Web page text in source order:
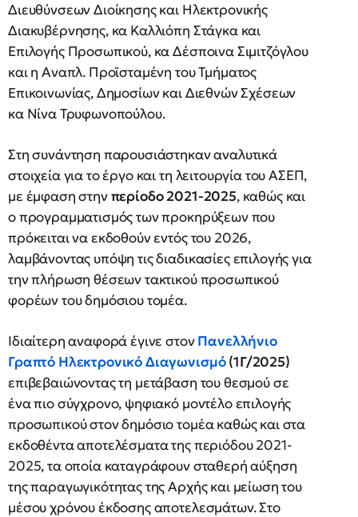
Διευθύνσεων Διοίκησης και Ηλεκτρονικής
Διακυβέρνησης, κα Καλλιόπη Στάγκα και
Επιλογής Προσωπικού, κα Δέσποινα Σιμιτζόγλου
και η Αναπλ. Προϊσταμένη του Τμήματος
Επικοινωνίας, Δημοσίων και Διεθνών Σχέσεων
κα Νίνα Τρυφωνοπούλου.
Στη συνάντηση παρουσιάστηκαν αναλυτικά
στοιχεία για το έργο και τη λειτουργία του ΑΣΕΠ,
με έμφαση στηνπερίοδο 2021-2025, καθώς και
ο προγραμματισμός των προκηρύξεων που
πρόκειται να εκδοθούν εντός του 2026,
λαμβάνοντας υπόψη τις διαδικασίες επιλογής για
την πλήρωση θέσεων τακτικού προσωπικού
φορέων του δημόσιου τομέα.
Ιδιαίτερη αναφορά έγινε στονΠανελλήνιο
Γραπτό Ηλεκτρονικό Διαγωνισμό(1Γ/2025)
επιβεβαιώνοντας τη μετάβαση του θεσμού σε
ένα πιο σύγχρονο, ψηφιακό μοντέλο επιλογής
προσωπικού στον δημόσιο τομέα καθώς και στα
εκδοθέντα αποτελέσματα της περιόδου 2021-
2025, τα οποία καταγράφουν σταθερή αύξηση
της παραγωγικότητας της Αρχής και μείωση του
μέσου χρόνου έκδοσης αποτελεσμάτων. Στο